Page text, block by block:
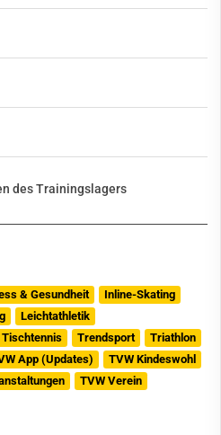
des Trainingslagers
& Gesundheit
Inline-Skating
Leichtathletik
Tischtennis Trendsport
Triathlon
App (Updates)
TVW Kindeswohl
TVW Verein